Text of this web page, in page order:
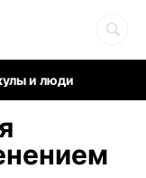
и люди